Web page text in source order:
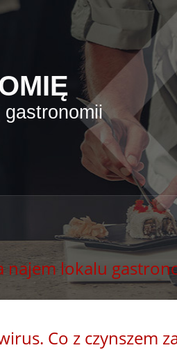
gastronomii
najem lokalu
Co z czynszem